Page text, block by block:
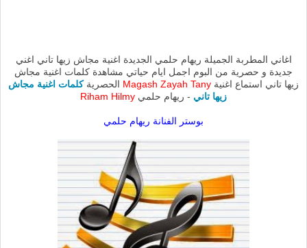
اغاني المطربة الجميلة ريهام حلمي الجديدة اغنية مجاش زيها تاني اغني
جديدة و حصرية من البوم اجمل ايام حياتي مشاهدة كلمات اغنية مجاش
زيها تاني استماع اغنية Magash Zayah Tany الحصريةكلمات اغنية مجاش
زيها تاني - ريهام حلمي Riham Hilmy
بوستر الفنانة ريهام حلمي